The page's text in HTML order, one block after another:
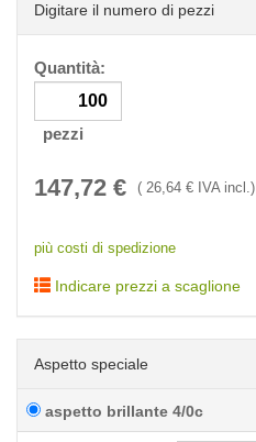
Digitare il numero di pezzi
Quantità:
pezzi
147,72 € ( 26,64 € IVA incl.)
più costi di spedizione
Indicare prezzi a scaglione
Aspetto speciale
aspetto brillante 4/0c